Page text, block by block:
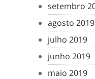
setembro
agosto 2019
julho 2019
junho 2019
maio 2019